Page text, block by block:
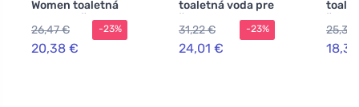
Women toaletná
voda pre ženy
26,47 €
20,38 €
-23%
toaletná voda pre
ženy 90 ml
31,22 €
24,01 €
-23%
ženy
25,31